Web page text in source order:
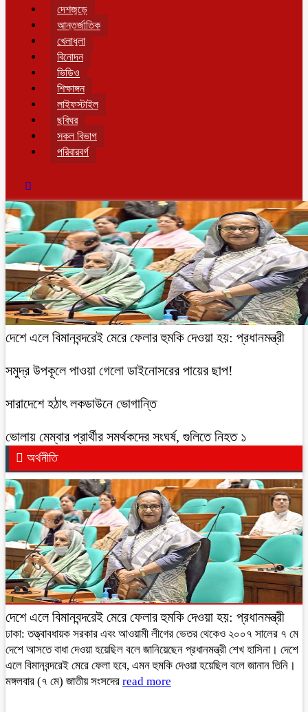
দেশজুড়ে
আন্তর্জাতিক
খেলাধুলা
বিনোদন
ভিডিও
শিক্ষাঙ্গন
লাইফস্টাইল
ছবিঘর
সকল বিভাগ
পরিবারবর্গ
দেশে এলে বিমানবন্দরেই মেরে ফেলার হুমকি দেওয়া হয়: প্রধানমন্ত্রী
সমুদ্র উপকূলে পাওয়া গেলো ডাইনোসরের পায়ের ছাপ!
সারাদেশে হঠাৎ লকডাউনে ভোগান্তি
ভোলায় মেম্বার প্রার্থীর সমর্থকদের সংঘর্ষ, গুলিতে নিহত ১
অর্থনীতি
দেশে এলে বিমানবন্দরেই মেরে ফেলার হুমকি দেওয়া হয়: প্রধানমন্ত্রী
ঢাকা: তত্ত্বাবধায়ক সরকার এবং আওয়ামী লীগের ভেতর থেকেও ২০০৭ সালের ৭ মে
দেশে আসতে বাধা দেওয়া হয়েছিল বলে জানিয়েছেন প্রধানমন্ত্রী শেখ হাসিনা। দেশে
এলে বিমানবন্দরেই মেরে ফেলা হবে, এমন হুমকি দেওয়া হয়েছিল বলে জানান তিনি।
মঙ্গলবার (৭ মে) জাতীয় সংসদের read more